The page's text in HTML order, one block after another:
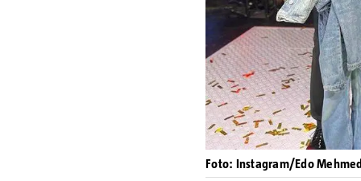
Foto: Instagram/Edo